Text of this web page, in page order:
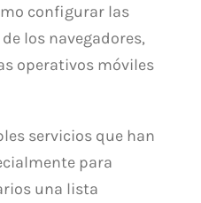
configurar las
los navegadores,
operativos móviles
servicios que han
para
una lista